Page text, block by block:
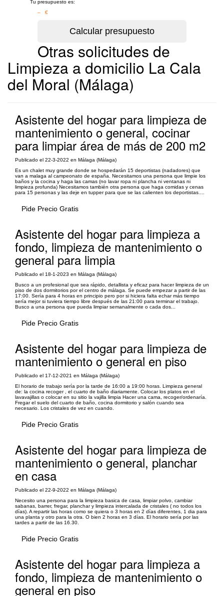
Tu presupuesto es:
– €
Otras solicitudes de
Limpieza a domicilio La Cala
del Moral (Málaga)
Asistente del hogar para limpieza de
mantenimiento o general, cocinar
para limpiar área de más de 200 m2
Publicado el 22-3-2022 en Málaga (Málaga)
Es un chalet muy grande donde se hospedarán 15 deportistas (nadadores) que
van a malaga al campeonato de españa. Necesitamos una persona que limpie los
baños y la cocina y haga las camas (no lavar ropa ni plancha ni ventanas ni
limpieza profunda) Necesitamos también otra persona que haga comidas y cenas
para 15 personas y las deje en tupper para que se las calienten los deportistas....
Pide Precio Gratis
Asistente del hogar para limpieza a
fondo, limpieza de mantenimiento o
general para limpia
Publicado el 18-1-2023 en Málaga (Málaga)
Busco a un profesional que sea rápido, detallista y eficaz para hacer limpieza de un
piso de dos dormitorios por el centro de málaga. Se puede empezar a partir de las
17:00. Sería para 4 horas en principio pero por si hiciera falta echar más tiempo
sería mejor si tuviera tiempo libre después de las 21:00 para terminar el trabajo.
Busco a una persona que pueda limpiar semanalmente o cada dos...
Pide Precio Gratis
Asistente del hogar para limpieza de
mantenimiento o general en piso
Publicado el 17-12-2021 en Málaga (Málaga)
El horario de trabajo sería por la tarde de 16:00 a 19:00 horas. Limpieza general
de: la cocina recoger , el cuarto de baño diariamente. Colocar los platos en el
lavavajillas o colocar en su sitio la vajilla limpia Hacer una cama, recoger/ordenaría.
Fregar el suelo del cuarto de baño, cocina dormitorio y salón cuando sea
necesario. Los cristales de vez en cuando.
Pide Precio Gratis
Asistente del hogar para limpieza de
mantenimiento o general, planchar
en casa
Publicado el 22-9-2022 en Málaga (Málaga)
Necesito una persona para la limpieza basica de casa, limpiar polvo, cambiar
sabanas, barrer, fregar, planchar y limpieza intercalada de cristales ( no todos los
días). A repartir las horas como se quiera o 3 horas en 2 días diferentes, 1 dia para
una planta y otro para la otra. O bien 2 horas en 3 días. El horario sería por las
tardes a partir de las 16.30.
Pide Precio Gratis
Asistente del hogar para limpieza a
fondo, limpieza de mantenimiento o
general en piso